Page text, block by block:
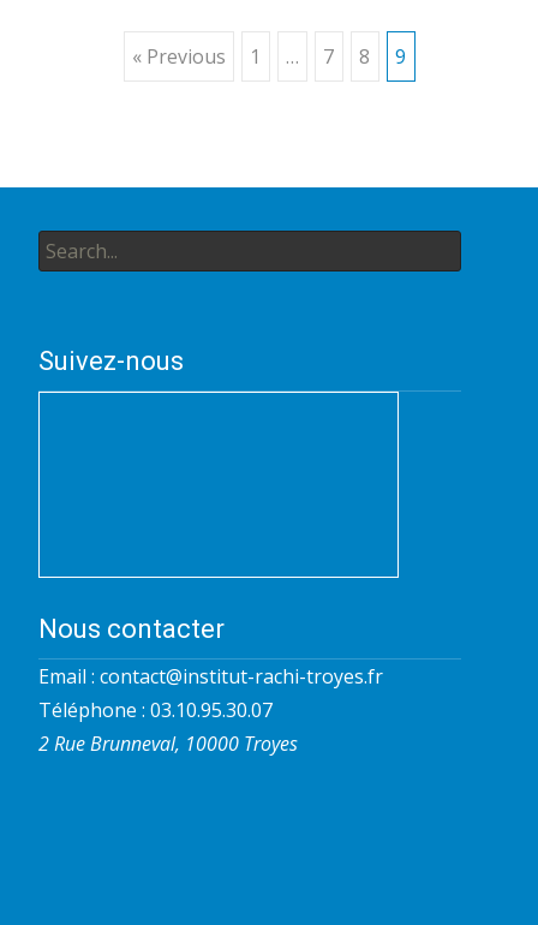
Posts
« Previous 1 … 7 8 9
Search
for:
Suivez-nous
Nous contacter
Email : contact@institut-rachi-troyes.fr
Téléphone : 03.10.95.30.07
2 Rue Brunneval, 10000 Troyes